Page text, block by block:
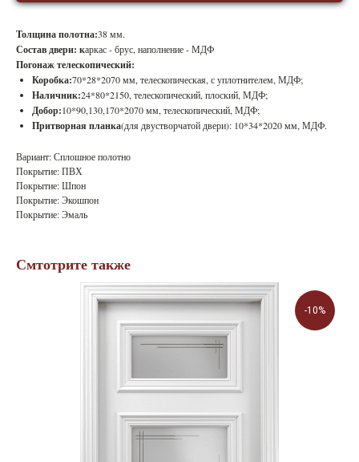
Толщина полотна:38 мм.
Состав двери: каркас - брус, наполнение - МДФ
Погонаж телескопический:
Коробка:70*28*2070 мм, телескопическая, с уплотнителем, МДФ;
Наличник:24*80*2150, телескопический, плоский, МДФ;
Добор:10*90,130,170*2070 мм, телескопический, МДФ;
Притворная планка(для двустворчатой двери): 10*34*2020 мм, МДФ.
Вариант: Сплошное полотно
Покрытие: ПВХ
Покрытие: Шпон
Покрытие: Экошпон
Покрытие: Эмаль
Смтотрите также
-10%